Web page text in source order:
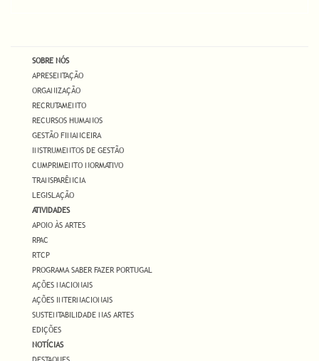
SOBRE NÓS
APRESENTAÇÃO
ORGANIZAÇÃO
RECRUTAMENTO
RECURSOS HUMANOS
GESTÃO FINANCEIRA
INSTRUMENTOS DE GESTÃO
CUMPRIMENTO NORMATIVO
TRANSPARÊNCIA
LEGISLAÇÃO
ATIVIDADES
APOIO ÀS ARTES
RPAC
RTCP
PROGRAMA SABER FAZER PORTUGAL
AÇÕES NACIONAIS
AÇÕES INTERNACIONAIS
SUSTENTABILIDADE NAS ARTES
EDIÇÕES
NOTÍCIAS